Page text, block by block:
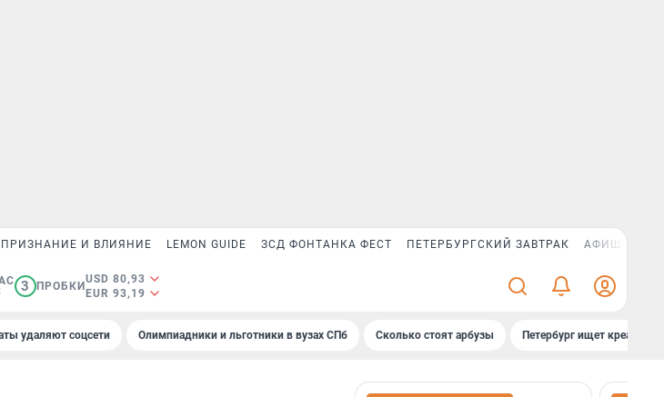
ПРИЗНАНИЕ И ВЛИЯНИЕ LEMON GUIDE ЗСД ФОНТАНКА ФЕСТ ПЕТЕРБУРГСКИЙ ЗАВТРАК АФИША PLUS
3 ПРОБКИ
USD 80,93
EUR 93,19
удаляют соцсети Олимпиадники и льготники в вузах СПб Сколько стоят арбузы Петербург ищет креатив